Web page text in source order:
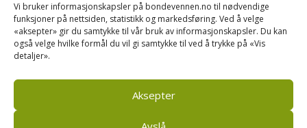
Vi bruker informasjonskapsler på bondevennen.no til nødvendige
funksjoner på nettsiden, statistikk og markedsføring. Ved å velge
«aksepter» gir du samtykke til vår bruk av informasjonskapsler. Du kan
også velge hvilke formål du vil gi samtykke til ved å trykke på «Vis
detaljer».
Aksepter
Kusignal
om kusignal i eit eige hefte.